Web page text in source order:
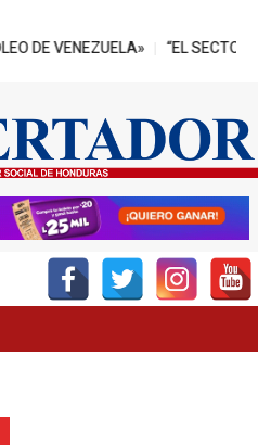
“EL SECTOR PALMERO